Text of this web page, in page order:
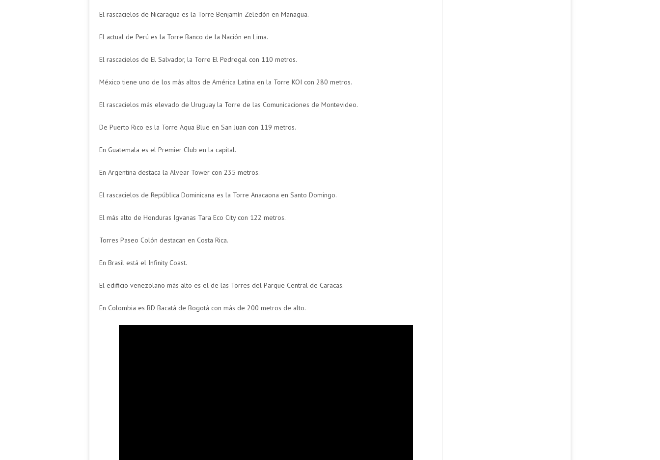
El rascacielos de Nicaragua es la Torre Benjamín Zeledón en Managua.
El actual de Perú es la Torre Banco de la Nación en Lima.
El rascacielos de El Salvador, la Torre El Pedregal con 110 metros.
México tiene uno de los más altos de América Latina en la Torre KOI con 280 metros.
El rascacielos más elevado de Uruguay la Torre de las Comunicaciones de Montevideo.
De Puerto Rico es la Torre Aqua Blue en San Juan con 119 metros.
En Guatemala es el Premier Club en la capital.
En Argentina destaca la Alvear Tower con 235 metros.
El rascacielos de República Dominicana es la Torre Anacaona en Santo Domingo.
El más alto de Honduras Igvanas Tara Eco City con 122 metros.
Torres Paseo Colón destacan en Costa Rica.
En Brasil está el Infinity Coast.
El edificio venezolano más alto es el de las Torres del Parque Central de Caracas.
En Colombia es BD Bacatá de Bogotá con más de 200 metros de alto.